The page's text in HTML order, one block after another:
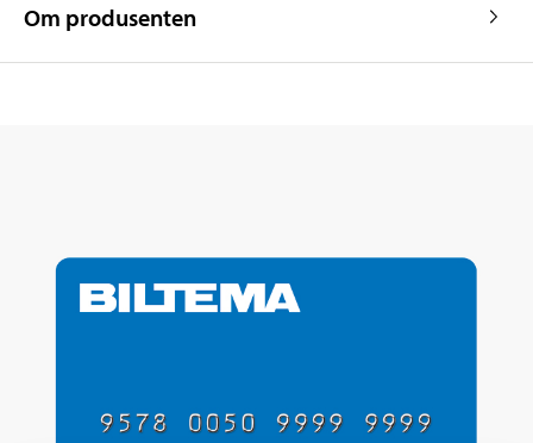
Om produsenten